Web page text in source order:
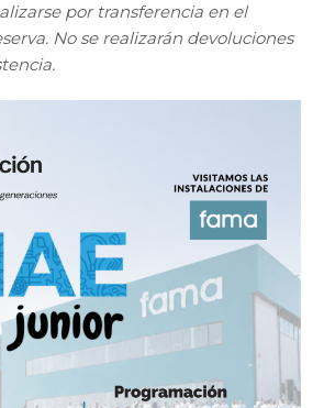
por transferencia en el
No se realizarán devoluciones